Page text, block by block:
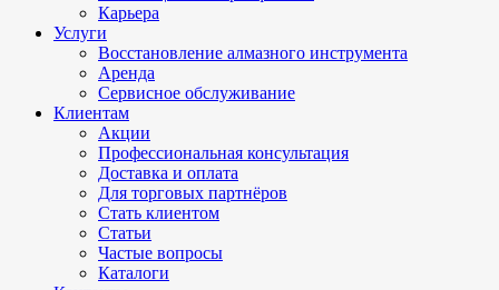
Карьера
Услуги
Восстановление алмазного инструмента
Аренда
Сервисное обслуживание
Клиентам
Акции
Профессиональная консультация
Доставка и оплата
Для торговых партнёров
Стать клиентом
Статьи
Частые вопросы
Каталоги